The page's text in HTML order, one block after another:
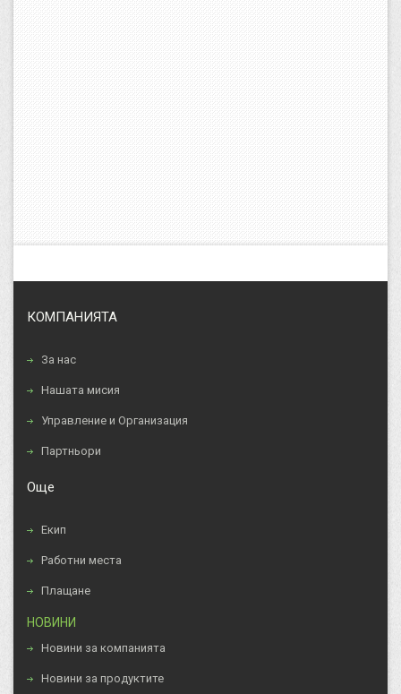
КОМПАНИЯТА
За нас
Нашата мисия
Управление и Организация
Партньори
Още
Екип
Работни места
Плащане
НОВИНИ
Новини за компанията
Новини за продуктите